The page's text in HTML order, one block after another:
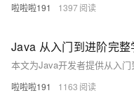
啦啦啦191 1397
啦啦啦191 1163